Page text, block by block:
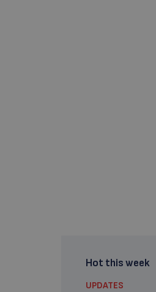
Hot this week
UPDATES